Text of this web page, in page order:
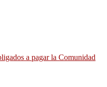
a pagar la Comunidad